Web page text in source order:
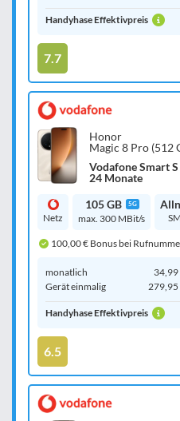
Handyhase Effektivpreis
7.7
Honor
Magic 8 Pro (512
Vodafone Smart
24 Monate
Netz
105 GB 5G
max. 300 MBit/s
100,00 € Bonus bei
monatlich
34,99
Gerät einmalig
279,95
Handyhase Effektivpreis
6.5